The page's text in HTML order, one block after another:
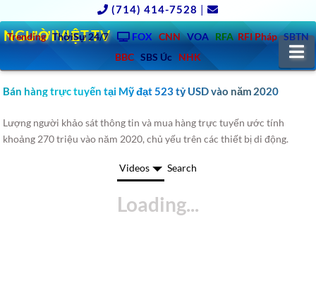
(714) 414-7528 |
Trending ThờiSự 24/7 FOX CNN VOA RFA RFI Pháp SBTN
BBC SBS Úc NHK
NGƯỜIVIỆT.TV
Bán hàng trực tuyến tại Mỹ đạt 523 tỷ USD vào năm 2020
Lượng người khảo sát thông tin và mua hàng trực tuyến ước tính
khoảng 270 triệu vào năm 2020, chủ yếu trên các thiết bị di động.
Videos Search